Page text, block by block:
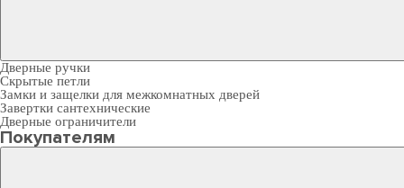
Дверные ручки
Скрытые петли
Замки и защелки для межкомнатных дверей
Завертки сантехнические
Дверные ограничители
Покупателям